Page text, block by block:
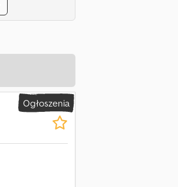
Ogłoszenia